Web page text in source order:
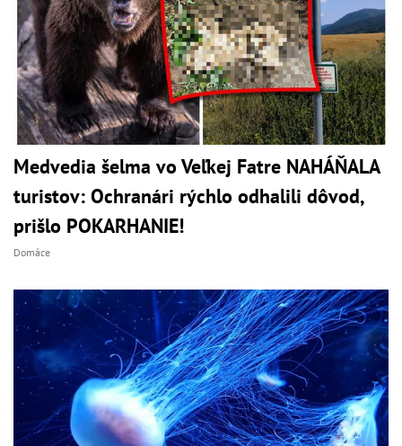
Medvedia šelma vo Veľkej Fatre NAHÁŇALA
turistov: Ochranári rýchlo odhalili dôvod,
prišlo POKARHANIE!
Domáce